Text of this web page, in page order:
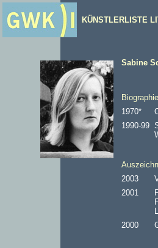
KÜNSTLERLISTE
Sabine
Biographie
1970*
1990-99
2003
2001
2000